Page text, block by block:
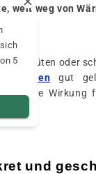
weit weg von
oder
Blüten gut
ihre Wirkung
und
5